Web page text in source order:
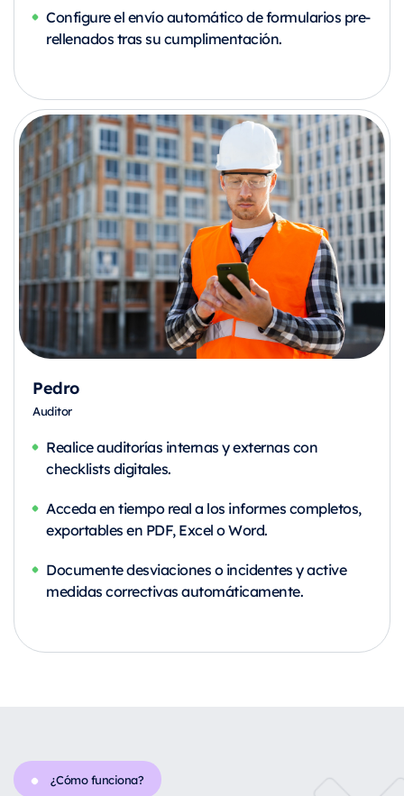
Configure el envío automático de formularios pre-
rellenados tras su cumplimentación.
Pedro
Auditor
Realice auditorías internas y externas con
checklists digitales.
Acceda en tiempo real a los informes completos,
exportables en PDF, Excel o Word.
Documente desviaciones o incidentes y active
medidas correctivas automáticamente.
¿Cómo funciona?